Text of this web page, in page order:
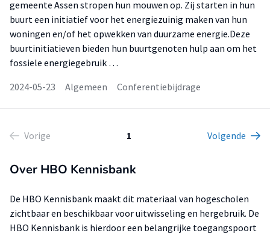
gemeente Assen stropen hun mouwen op. Zij starten in hun
buurt een initiatief voor het energiezuinig maken van hun
woningen en/of het opwekken van duurzame energie.Deze
buurtinitiatieven bieden hun buurtgenoten hulp aan om het
fossiele energiegebruik …
2024-05-23
Algemeen Conferentiebijdrage
Vorige 1 Volgende
Over HBO Kennisbank
De HBO Kennisbank maakt dit materiaal van hogescholen
zichtbaar en beschikbaar voor uitwisseling en hergebruik. De
HBO Kennisbank is hierdoor een belangrijke toegangspoort